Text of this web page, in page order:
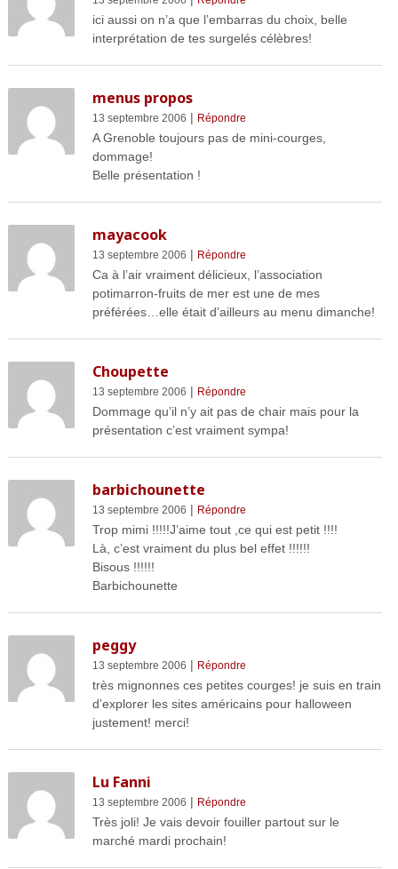
ici aussi on n’a que l’embarras du choix, belle
interprétation de tes surgelés célèbres!
menus propos
13 septembre 2006 | Répondre
A Grenoble toujours pas de mini-courges,
dommage!
Belle présentation !
mayacook
13 septembre 2006 | Répondre
Ca à l’air vraiment délicieux, l’association
potimarron-fruits de mer est une de mes
préférées…elle était d’ailleurs au menu dimanche!
Choupette
13 septembre 2006 | Répondre
Dommage qu’il n’y ait pas de chair mais pour la
présentation c’est vraiment sympa!
barbichounette
13 septembre 2006 | Répondre
Trop mimi !!!!!J’aime tout ,ce qui est petit !!!!
Là, c’est vraiment du plus bel effet !!!!!!
Bisous !!!!!!
Barbichounette
peggy
13 septembre 2006 | Répondre
très mignonnes ces petites courges! je suis en train
d’explorer les sites américains pour halloween
justement! merci!
Lu Fanni
13 septembre 2006 | Répondre
Très joli! Je vais devoir fouiller partout sur le
marché mardi prochain!